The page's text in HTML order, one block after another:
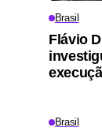
Brasil
Flávio
Brasil